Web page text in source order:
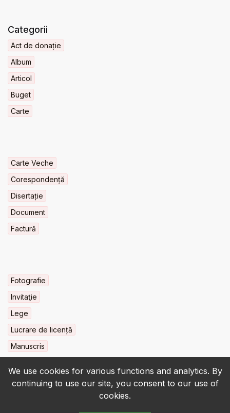
We use cookies for various functions and analytics. By
continuing to use our site, you consent to our use of
cookies.
Categorii
Act de donație
Album
Articol
Buget
Carte
Carte Veche
Corespondență
Disertație
Document
Factură
Fotografie
Invitaţie
Lege
Lucrare de licență
Manuscris